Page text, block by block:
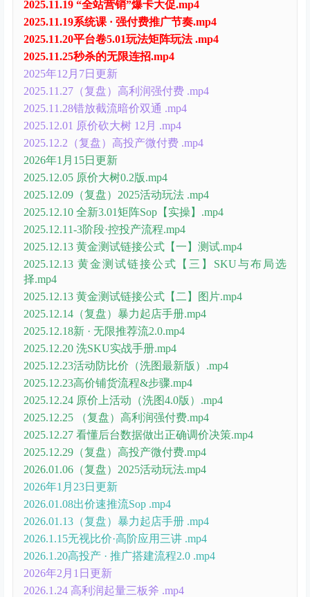
2025.11.19 “全站营销”爆卡大促.mp4
2025.11.19系统课 · 强付费推广节奏.mp4
2025.11.20平台卷5.01玩法矩阵玩法 .mp4
2025.11.25秒杀的无限连招.mp4
2025年12月7日更新
2025.11.27（复盘）高利润强付费 .mp4
2025.11.28错放截流暗价双通 .mp4
2025.12.01 原价砍大树 12月 .mp4
2025.12.2（复盘）高投产微付费 .mp4
2026年1月15日更新
2025.12.05 原价大树0.2版.mp4
2025.12.09（复盘）2025活动玩法 .mp4
2025.12.10 全新3.01矩阵Sop【实操】.mp4
2025.12.11-3阶段·控投产流程.mp4
2025.12.13 黄金测试链接公式【一】测试.mp4
2025.12.13 黄金测试链接公式【三】SKU与布局选
择.mp4
2025.12.13 黄金测试链接公式【二】图片.mp4
2025.12.14（复盘）暴力起店手册.mp4
2025.12.18新 · 无限推荐流2.0.mp4
2025.12.20 洗SKU实战手册.mp4
2025.12.23活动防比价（洗图最新版）.mp4
2025.12.23高价铺货流程&步骤.mp4
2025.12.24 原价上活动（洗图4.0版）.mp4
2025.12.25 （复盘）高利润强付费.mp4
2025.12.27 看懂后台数据做出正确调价决策.mp4
2025.12.29（复盘）高投产微付费.mp4
2026.01.06（复盘）2025活动玩法.mp4
2026年1月23日更新
2026.01.08出价速推流Sop .mp4
2026.01.13（复盘）暴力起店手册 .mp4
2026.1.15无视比价·高阶应用三讲 .mp4
2026.1.20高投产 · 推广搭建流程2.0 .mp4
2026年2月1日更新
2026.1.24 高利润起量三板斧 .mp4